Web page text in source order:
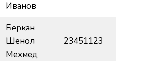
Иванов
Беркан
Шенол
Мехмед
23451123